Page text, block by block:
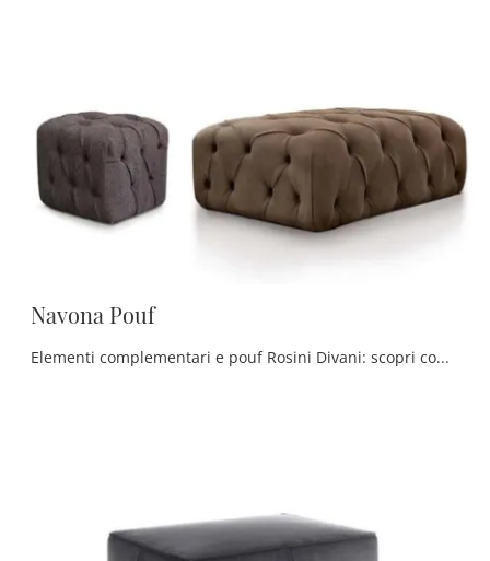
Navona Pouf
Elementi complementari e pouf Rosini Divani: scopri come arricchire i tuoi interni classici con il modello Navona Pouf.